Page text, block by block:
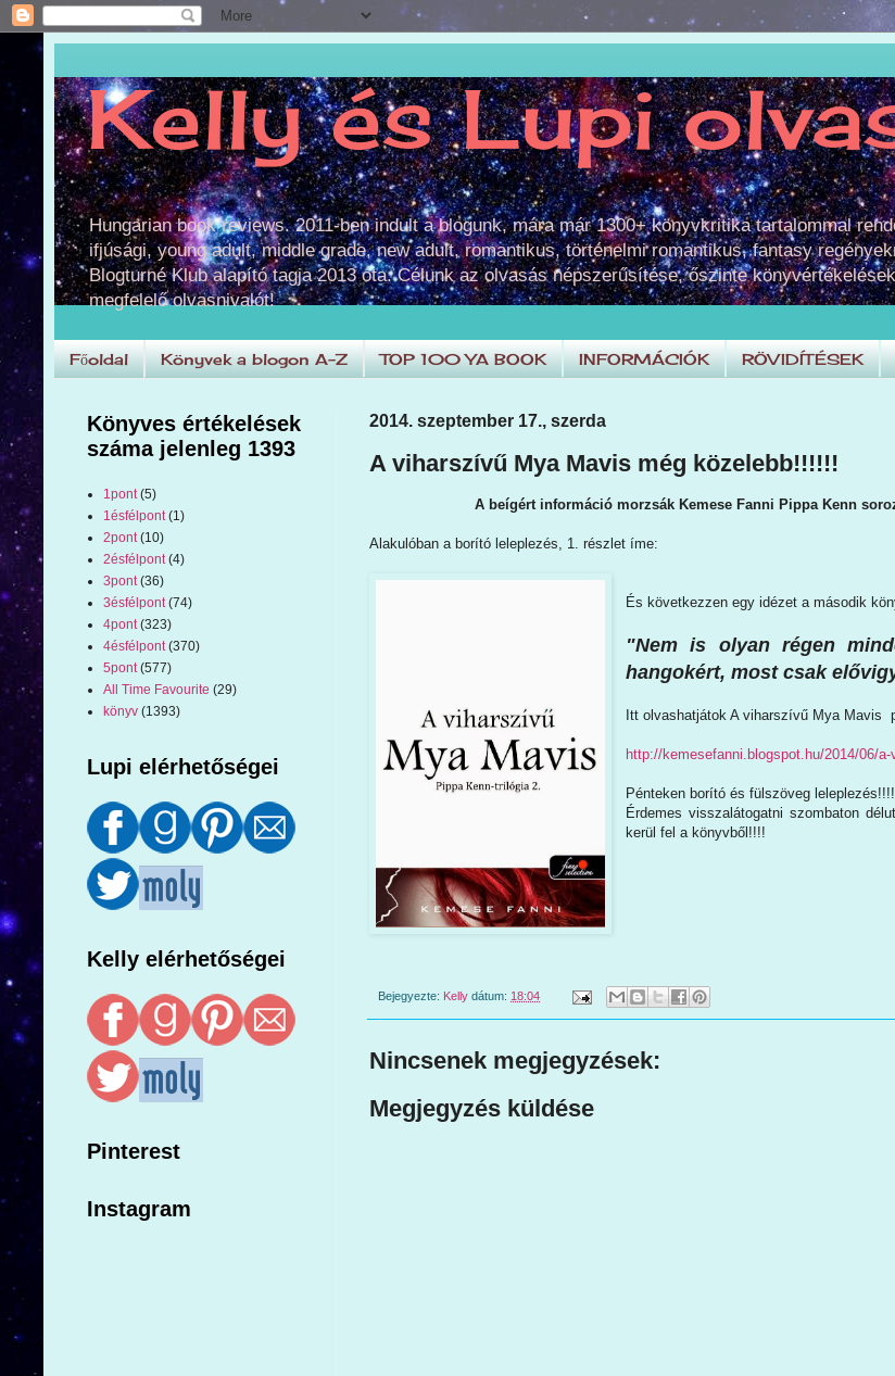
Kelly és Lupi
Hungarian book reviews. 2011-ben indult a blogunk, mára már 1300+ könyvkritika tartalommal
ifjúsági, young adult, middle grade, new adult, romantikus, történelmi romantikus, fantasy
Blogturné Klub alapító tagja 2013 óta. Célunk az olvasás népszerűsítése, őszinte
megfelelő olvasnivalót!
Főoldal Könyvek a blogon A-Z TOP 100 YA BOOK INFORMÁCIÓK RÖVIDÍTÉSEK
2014. szeptember 17., szerda
A viharszívű Mya Mavis még közelebb!!!!!!
A beígért információ morzsák Kemese Fanni Pippa Kenn
Alakulóban a borító leleplezés, 1. részlet íme:
És következzen egy idézet a második
"Nem is olyan régen
hangokért, most csak
Itt olvashatjátok A viharszívű Mya Mavis
http://kemesefanni.blogspot.hu/2014/06/
Pénteken borító és fülszöveg leleplezés!!!!
Érdemes visszalátogatni szombaton
kerül fel a könyvből!!!!
Bejegyezte: Kelly dátum: 18:04
Nincsenek megjegyzések:
Megjegyzés küldése
Könyves értékelések
száma jelenleg 1393
1pont (5)
1ésfélpont (1)
2pont (10)
2ésfélpont (4)
3pont (36)
3ésfélpont (74)
4pont (323)
4ésfélpont (370)
5pont (577)
All Time Favourite (29)
könyv (1393)
Lupi elérhetőségei
Kelly elérhetőségei
Pinterest
Instagram